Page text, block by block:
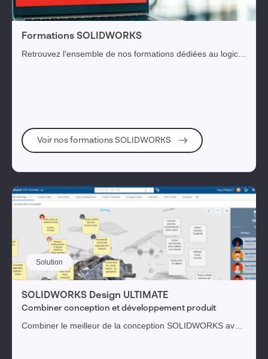
Formations SOLIDWORKS
Retrouvez l'ensemble de nos formations dédiées au logiciel
Voir nos formations SOLIDWORKS
Solution
SOLIDWORKS Design ULTIMATE
Combiner conception et développement produit
Combiner le meilleur de la conception SOLIDWORKS avec